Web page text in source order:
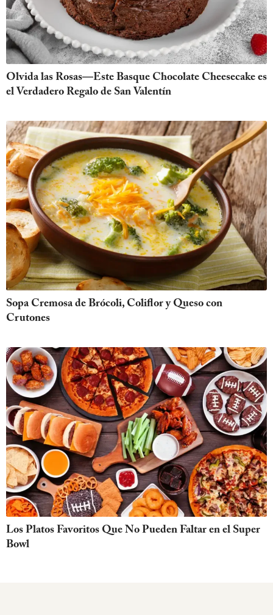
Olvida las Rosas—Este Basque Chocolate Cheesecake es
el Verdadero Regalo de San Valentín
Sopa Cremosa de Brócoli, Coliflor y Queso con
Crutones
Los Platos Favoritos Que No Pueden Faltar en el Super
Bowl